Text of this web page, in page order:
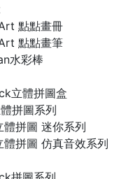
點點畫冊
點點畫筆
水彩棒
立體拼圖盒
拼圖系列
拼圖 迷你系列
拼圖 仿真音效系列